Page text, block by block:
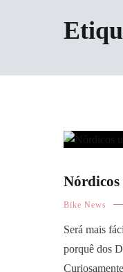
Nórdicos
Bike News
Será mais
porquê dos